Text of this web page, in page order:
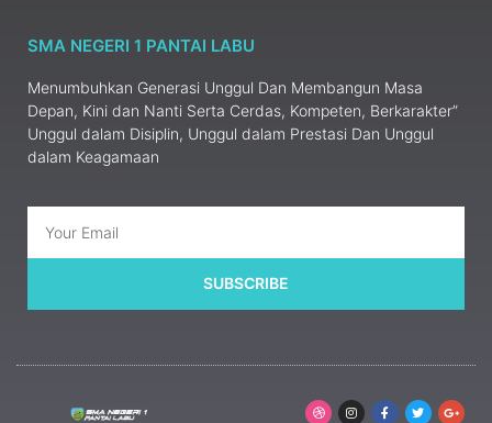
SMA NEGERI 1 PANTAI LABU
Menumbuhkan Generasi Unggul Dan Membangun Masa
Depan, Kini dan Nanti Serta Cerdas, Kompeten, Berkarakter”
Unggul dalam Disiplin, Unggul dalam Prestasi Dan Unggul
dalam Keagamaan
SUBSCRIBE